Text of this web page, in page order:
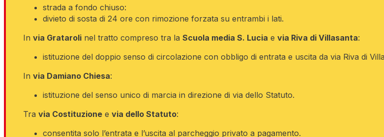
strada a fondo chiuso:
divieto di sosta di 24 ore con rimozione forzata su entrambi i lati.
In via Grataroli nel tratto compreso tra la Scuola media S. Lucia e via Riva di Villasanta:
istituzione del doppio senso di circolazione con obbligo di entrata e uscita da via Riva di
In via Damiano Chiesa:
istituzione del senso unico di marcia in direzione di via dello Statuto.
Tra via Costituzione e via dello Statuto:
consentita solo l’entrata e l’uscita al parcheggio privato a pagamento.